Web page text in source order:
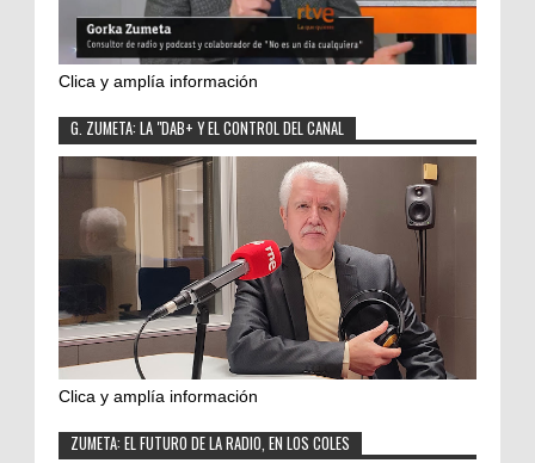
Clica y amplía información
G. ZUMETA: LA "DAB+ Y EL CONTROL DEL CANAL
Clica y amplía información
ZUMETA: EL FUTURO DE LA RADIO, EN LOS COLES